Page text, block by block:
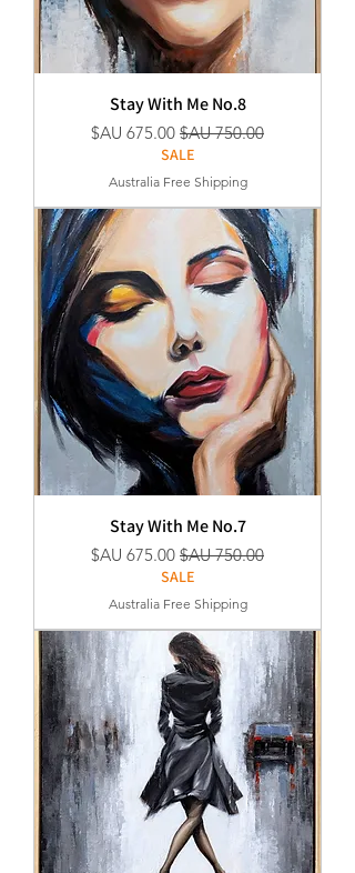
Stay With Me No.8
سعر عادي سعر البيع
SALE
Australia Free Shipping
Stay With Me No.7
سعر عادي سعر البيع
SALE
Australia Free Shipping